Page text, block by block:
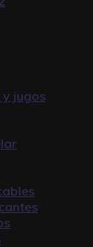
jugos